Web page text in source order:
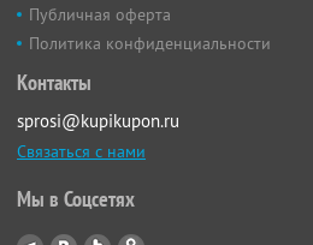
Публичная оферта
Политика конфиденциальности
Контакты
sprosi@kupikupon.ru
Связаться с нами
Мы в Соцсетях